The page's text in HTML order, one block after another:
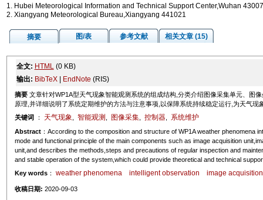
1. Hubei Meteorological Information and Technical Support Center,Wuhan
2. Xiangyang Meteorological Bureau,Xiangyang 441021
摘要 图/表 参考文献 相关文章 (15)
全文: HTML(0 KB)
输出: BibTeX| EndNote (RIS)
摘要文章针对WP1A型天气现象智能观测系统的组成结构,分类介绍图像采集单元、图
原理,并详细说明了系统定期维护的方法与注意事项,以保障系统持续稳定运行,为天气现
关键词
： 天气现象 智能观测 图像采集, 控制器, 系统维护
Abstract：According to the composition and structure of WP1A weather phenomena
mode and functional principle of the main components such as image acquisition
unit,and describes the methods,steps and precautions of regular inspection and
and stable operation of the system,which could provide theoretical and technical
Key words： weather phenomena intelligent observation image acquisition
收稿日期: 2020-09-03